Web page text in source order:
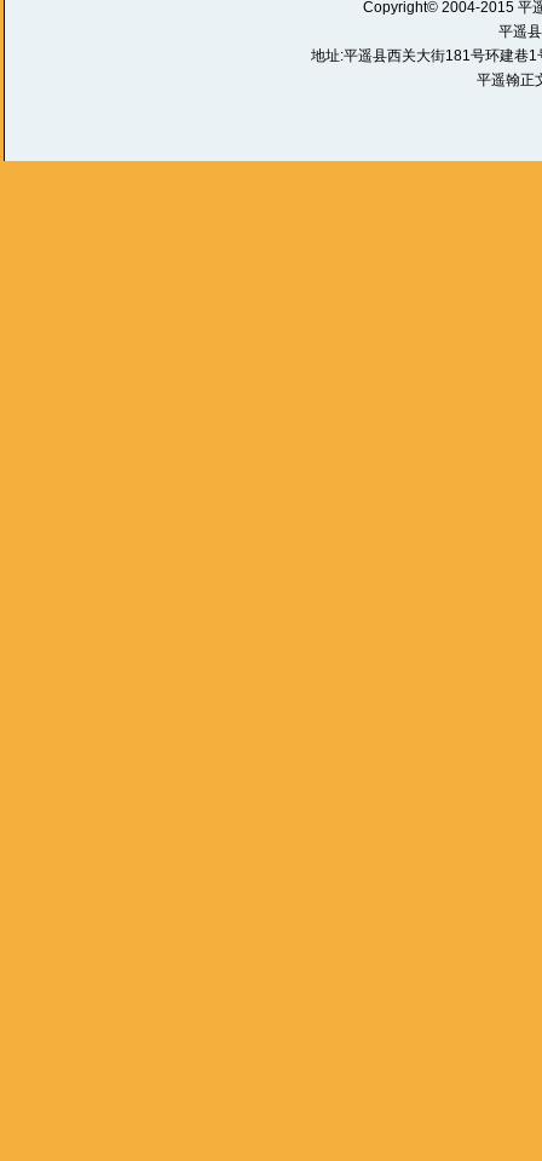
Copyright© 2004-2015 平
平遥
地址:平遥县西关大街181号环建
平遥翰正